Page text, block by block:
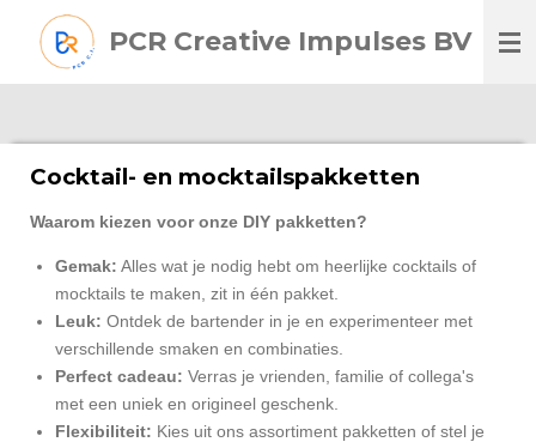
direct
PCR Creative Impulses BV
Cocktail- en mocktailspakketten
Waarom kiezen voor onze DIY pakketten?
Gemak: Alles wat je nodig hebt om heerlijke cocktails of
mocktails te maken, zit in één pakket.
Leuk: Ontdek de bartender in je en experimenteer met
verschillende smaken en combinaties.
Perfect cadeau: Verras je vrienden, familie of collega's
met een uniek en origineel geschenk.
Flexibiliteit: Kies uit ons assortiment pakketten of stel je